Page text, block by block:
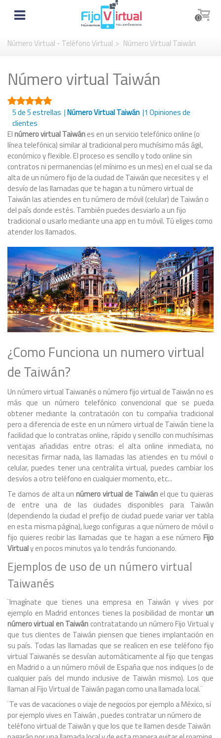
0
Número Virtual - Teléfono Virtual > Número Virtual Taiwán
Número virtual Taiwán
5de 5 estrellas |Número Virtual Taiwán |1 Opiniones de
clientes
Elnúmero virtual Taiwánes en un servicio telefónico online (o
línea telefónica) similar al tradicional pero muchísimo más ágil,
económico y flexible. El proceso es sencillo y todo online sin
contratos ni permanencias (el mínimo es un mes) en el cual se da
alta de un número fijo de la ciudad de Taiwán que necesites y el
desvío de las llamadas que te hagan a tu número virtual de
Taiwán las atiendes en tu número de móvil (celular) de Taiwán o
del país donde estés. También puedes desviarlo a un fijo
tradicional o usarlo mediante una app en tu móvil. Tú eliges como
atender los llamados.
¿Como Funciona un numero virtual
de Taiwán?
Un número virtual Taiwanés o número fijo virtual de Taiwán no es
más que un número telefónico convencional que se pueda
obtener mediante la contratación con tu compañia tradicional
pero a diferencia de este en un número virtual de Taiwán tiene la
facilidad que lo contratas online, rápido y sencillo con muchísimas
ventajas añadidas entre otras: el alta online inmediata, no
necesitas firmar nada, las llamadas las atiendes en tu móvil o
celular, puedes tener una centralita virtual, puedes cambiar los
desvíos a otro teléfono en cualquier momento, etc...
Te damos de alta unnúmero virtual de Taiwánel que tu quieras
de entre una de las ciudades disponibles para Taiwán
(dependiendo la ciudad el prefijo de ciudad puede variar ver tabla
en esta misma página), luego configuras a que número de móvil o
fijo quieres recibir las llamadas que te hagan a ese número Fijo
Virtualy en pocos minutos ya lo tendrás funcionando.
Ejemplos de uso de un número virtual
Taiwanés
¨Imagínate que tienes una empresa en Taiwán y vives por
ejemplo en Madrid entonces tienes la posibilidad de montar un
número virtual en Taiwán contratatando un número Fijo Virtual y
que tus clientes de Taiwán piensen que tienes implantación en
su país. Todas las llamadas que se realicen en ese teléfono fijo
virtual Taiwanés se desvían automáticamente al fijo que tengas
en Madrid o a un número móvil de España que nos indiques (o de
cualquier país del mundo inclusive de Taiwán mismo). Los que
llaman al Fijo Virtual de Taiwán pagan como una llamada local.¨
¨Te vas de vacaciones o viaje de negocios por ejemplo a México, si
por ejemplo vives en Taiwán , puedes contratar un número de
teléfono virtual de Taiwán y que los que te llamen desde Taiwán